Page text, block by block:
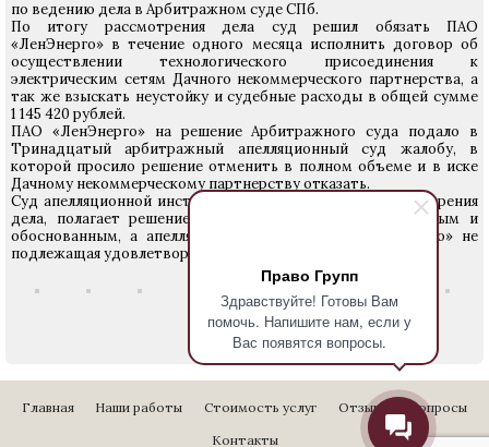
Право Групп
Здравствуйте! Готовы Вам
помочь. Напишите нам, если у
Вас появятся вопросы.
по ведению дела в Арбитражном суде СПб.
По итогу рассмотрения дела суд решил обязать ПАО
«ЛенЭнерго» в течение одного месяца исполнить договор об
осуществлении технологического присоединения к
электрическим сетям Дачного некоммерческого партнерства, а
так же взыскать неустойку и судебные расходы в общей сумме
1 145 420 рублей.
ПАО «ЛенЭнерго» на решение Арбитражного суда подало в
Тринадцатый арбитражный апелляционный суд жалобу, в
которой просило решение отменить в полном объеме и в иске
Дачному некоммерческому партнерству отказать.
Суд апелляционной инстанции после повторного рассмотрения
дела, полагает решение суда первой инстанции законным и
обоснованным, а апелляционная жалоба ПАО «ЛенЭнерго» не
подлежащая удовлетворению.
Главная Наши работы Стоимость услуг Отзывы
Вопросы
Контакты